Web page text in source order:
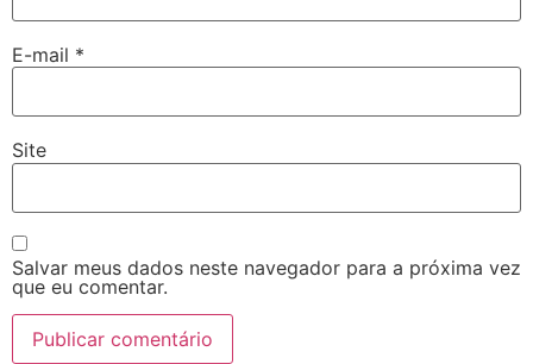
E-mail *
Site
Salvar meus dados neste navegador para a próxima vez
que eu comentar.